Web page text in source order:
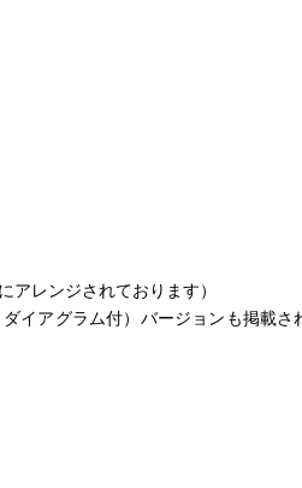
レンジされております）
イアグラム付）バージョンも掲載さ